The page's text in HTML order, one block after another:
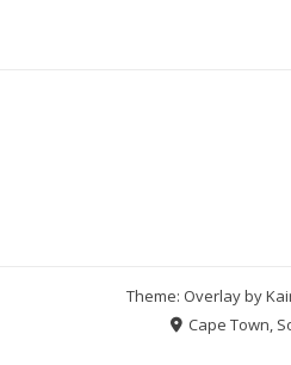
Theme: Overlay by
Cape Town,